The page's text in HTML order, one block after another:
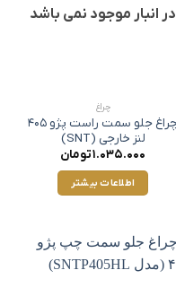
در انبار موجود نمی باشد
چراغ
چراغ جلو سمت راست پژو ۴۰۵
لنز خارجی (SNT)
1.035.000تومان
اطلاعات بیشتر